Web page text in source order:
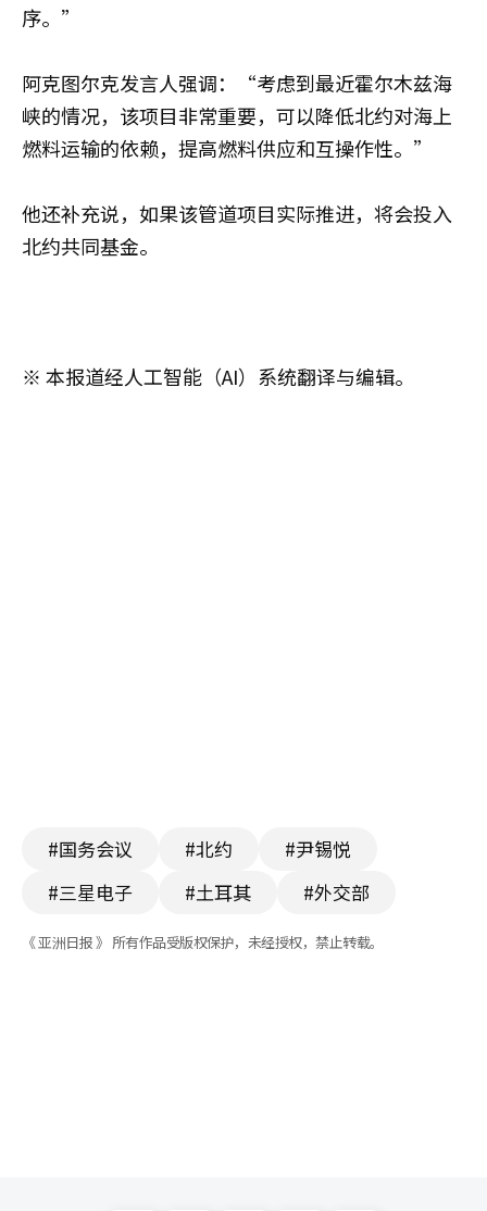
序。”
阿克图尔克发言人强调：“考虑到最近霍尔木兹海
峡的情况，该项目非常重要，可以降低北约对海上
燃料运输的依赖，提高燃料供应和互操作性。”
他还补充说，如果该管道项目实际推进，将会投入
北约共同基金。
※ 本报道经人工智能（AI）系统翻译与编辑。
#国务会议 #北约
#尹锡悦
#三星电子
#土耳其 #外交部
《 亚洲日报 》 所有作品受版权保护，未经授权，禁止转载。